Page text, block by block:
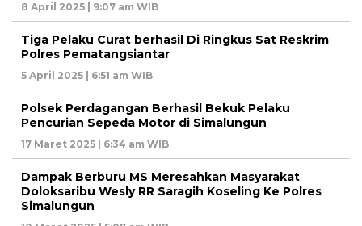
8 April 2025 | 9:07 am WIB
Tiga Pelaku Curat berhasil Di Ringkus Sat Reskrim
Polres Pematangsiantar
5 April 2025 | 6:51 am WIB
Polsek Perdagangan Berhasil Bekuk Pelaku
Pencurian Sepeda Motor di Simalungun
17 Maret 2025 | 6:34 am WIB
Dampak Berburu MS Meresahkan Masyarakat
Doloksaribu Wesly RR Saragih Koseling Ke Polres
Simalungun